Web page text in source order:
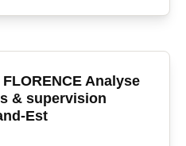
Analyse
& supervision
Est